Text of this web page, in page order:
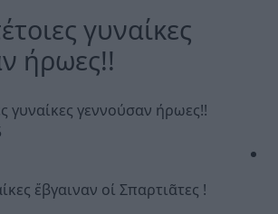
γυναίκες
ήρωες!!
ἔβγαιναν οί Σπαρτιᾶτες !